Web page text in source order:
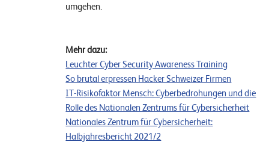
umgehen.
Mehr dazu:
Leuchter Cyber Security Awareness Training
So brutal erpressen Hacker Schweizer Firmen
IT-Risikofaktor Mensch: Cyberbedrohungen und die
Rolle des Nationalen Zentrums für Cybersicherheit
Nationales Zentrum für Cybersicherheit:
Halbjahresbericht 2021/2